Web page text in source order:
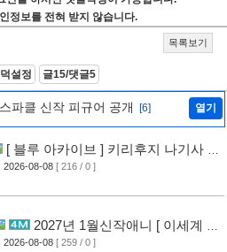
정보를 전혀 받지 않습니다.
목록보기
설정 글15/댓글5
파클 신작 피규어 공개 [6] 열기
[ 블루 아카이브 ] 키리후지 나기사 신
공개 [6]
| 2026-08-08 [ 216 / 0 ]
2027년 1월신작애니 [ 이세계 전
] PV 영상 공개
| 2026-08-08 [ 259 / 0 ]